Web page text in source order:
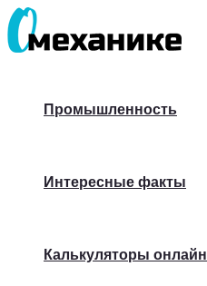
Перейти
к
Промышленность
Интересные факты
Калькуляторы онлайн